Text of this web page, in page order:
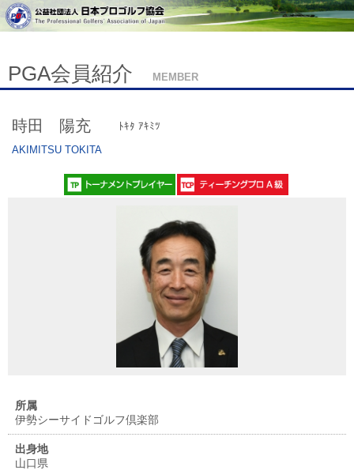
PGA会員紹介 MEMBER
時田 陽充
ﾄｷﾀ ｱｷﾐﾂ
AKIMITSU TOKITA
所属
伊勢シーサイドゴルフ倶楽部
出身地
山口県